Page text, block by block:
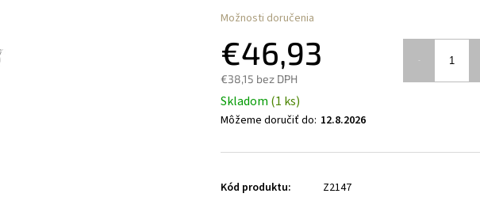
€46,93
€38,15 bez DPH
Skladom (1 ks)
Môžeme doručiť do: 12.8.2026
Možnosti doručenia
Kód produktu:
Z2147